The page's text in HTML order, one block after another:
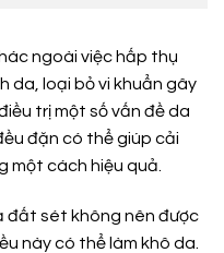
ngoài việc hấp thụ
da, loại bỏ vi khuẩn gây
trị một số vấn đề da
đặn có thể giúp cải
một cách hiệu quả.
đất sét không nên được
này có thể làm khô da.